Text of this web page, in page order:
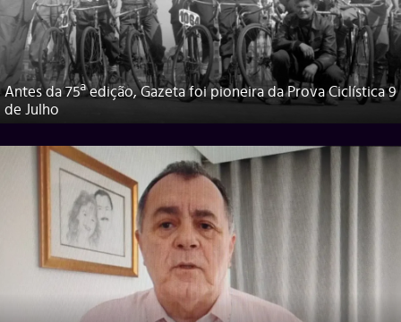
Antes da 75ª edição, Gazeta foi pioneira da Prova Ciclística 9
de Julho